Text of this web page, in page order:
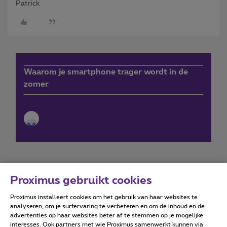
Patrick
Waarom je smartphone trager wordt in de
zomer
Forumvoorwaarden Accessibility statement
Proximus gebruikt cookies
Proximus installeert cookies om het gebruik van haar websites te
analyseren, om je surfervaring te verbeteren en om de inhoud en de
advertenties op haar websites beter af te stemmen op je mogelijke
interesses. Ook partners met wie Proximus samenwerkt kunnen via